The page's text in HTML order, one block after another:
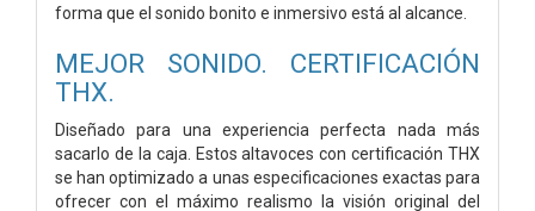
forma que el sonido bonito e inmersivo está al alcance.
MEJOR SONIDO. CERTIFICACIÓN
THX.
Diseñado para una experiencia perfecta nada más
sacarlo de la caja. Estos altavoces con certificación THX
se han optimizado a unas especificaciones exactas para
ofrecer con el máximo realismo la visión original del